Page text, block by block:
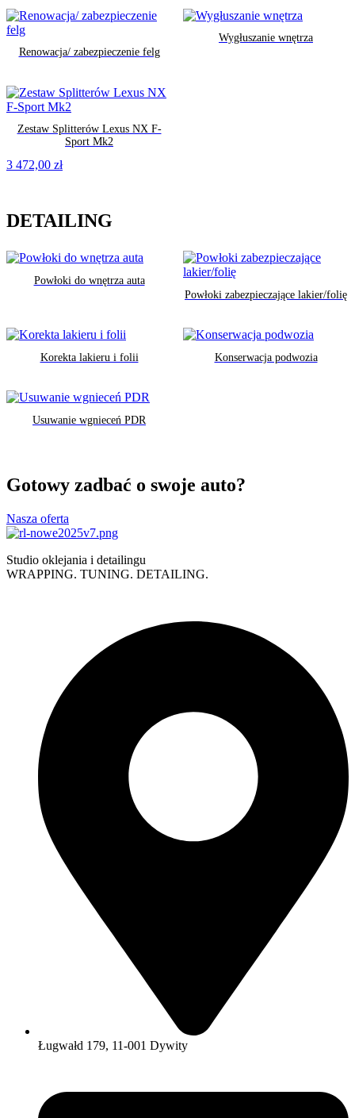
Renowacja/ zabezpieczenie felg
Wygłuszanie wnętrza
Zestaw Splitterów Lexus NX F-
Sport Mk2
3 472,00 zł
DETAILING
Powłoki do wnętrza auta
Powłoki zabezpieczające lakier/folię
Korekta lakieru i folii Konserwacja podwozia
Usuwanie wgnieceń PDR
Gotowy zadbać o swoje auto?
Nasza oferta
Studio oklejania i detailingu
WRAPPING. TUNING. DETAILING.
Ługwałd 179, 11-001 Dywity